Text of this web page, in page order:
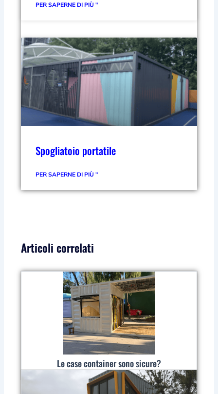
PER SAPERNE DI PIÙ "
Spogliatoio portatile
PER SAPERNE DI PIÙ "
Articoli correlati
Le case container sono sicure?